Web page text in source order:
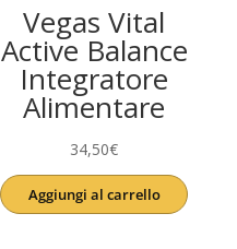
Vegas Vital
Active Balance
Integratore
Alimentare
34,50€
Aggiungi al carrello